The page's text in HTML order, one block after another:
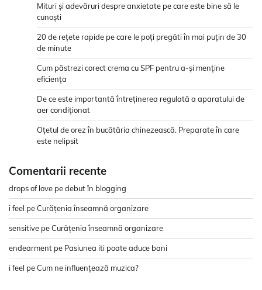
Mituri și adevăruri despre anxietate pe care este bine să le
cunoști
20 de rețete rapide pe care le poți pregăti în mai puțin de 30
de minute
Cum păstrezi corect crema cu SPF pentru a-și menține
eficiența
De ce este importantă întreținerea regulată a aparatului de
aer condiționat
Oțetul de orez în bucătăria chinezească. Preparate în care
este nelipsit
Comentarii recente
drops of love pedebut în blogging
i feel peCurățenia înseamnă organizare
sensitive peCurățenia înseamnă organizare
endearment pe Pasiunea iti poate aduce bani
i feel peCum ne influențează muzica?